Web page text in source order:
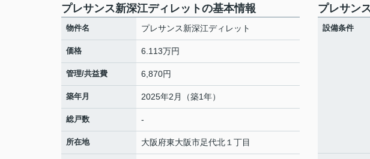
プレサンス新深江ディレットの基本情報
物件名 プレサンス新深江ディレット
価格 6.113万円
管理/共益費 6,870円
築年月 2025年2月（築1年）
総戸数 -
所在地 大阪府東大阪市足代北 １丁目
プレサン
設備条件